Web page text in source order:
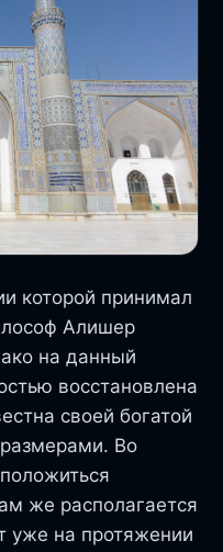
которой принимал
Алишер
на данный
восстановлена
своей богатой
Во
же располагается
уже на протяжении